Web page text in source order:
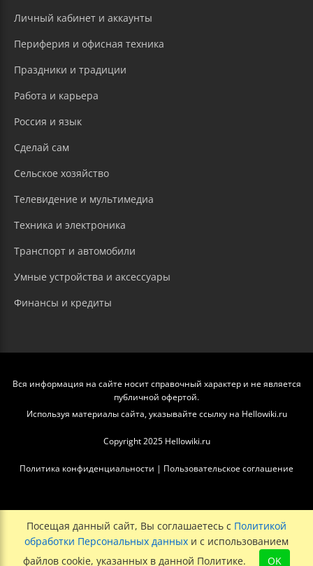
Личный кабинет и аккаунты
Периферия и офисная техника
Праздники и традиции
Работа и карьера
Россия и язык
Сделай сам
Сельское хозяйство
Телевидение и мультимедиа
Техника и электроника
Транспорт и автомобили
Умные устройства и аксессуары
Финансы и кредиты
Вся информация на сайте носит справочный характер и не является
публичной офертой.
Используя материалы сайта, указывайте ссылку на Hellowiki.ru
Copyright 2025 Hellowiki.ru
Политика конфиденциальности | Пользовательское соглашение
Посещая данный сайт, Вы соглашаетесь с Политикой
обработки Персональных данных и с использованием
файлов cookie, указанных в данной Политике.
OK